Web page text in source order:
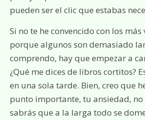
pueden ser el clic que estabas
Si no te he convencido con los más
porque algunos son demasiado
comprendo, hay que empezar a
¿Qué me dices de libros cortitos?
en una sola tarde. Bien, creo que
punto importante, tu ansiedad, no
sabrás que a la larga todo se